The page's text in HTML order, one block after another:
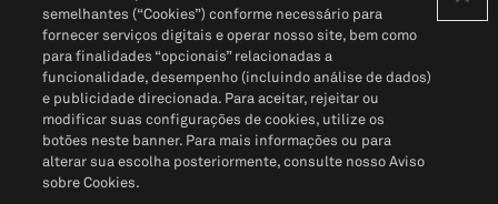
Não Venda Minhas Informações Pessoais© 2026 S&P Global
semelhantes (“Cookies”) conforme necessário para
fornecer serviços digitais e operar nosso site, bem como
para finalidades “opcionais” relacionadas a
funcionalidade, desempenho (incluindo análise de dados)
e publicidade direcionada. Para aceitar, rejeitar ou
modificar suas configurações de cookies, utilize os
botões neste banner. Para mais informações ou para
alterar sua escolha posteriormente, consulte nosso Aviso
sobre Cookies.